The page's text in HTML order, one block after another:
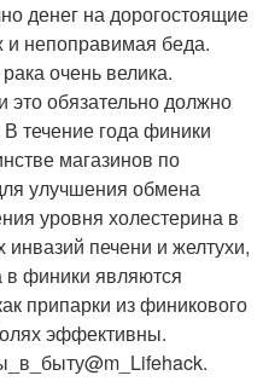
денег на дорогостоящие
и непоправимая беда.
очень велика.
это обязательно должно
течение года финики
магазинов по
улучшения обмена
уровня холестерина в
инвазий печени и желтухи,
в финики являются
припарки из финикового
эффективны.